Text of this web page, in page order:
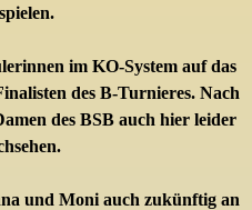
im KO-System auf das
des B-Turnieres. Nach
des BSB auch hier leider
und Moni auch zukünftig an